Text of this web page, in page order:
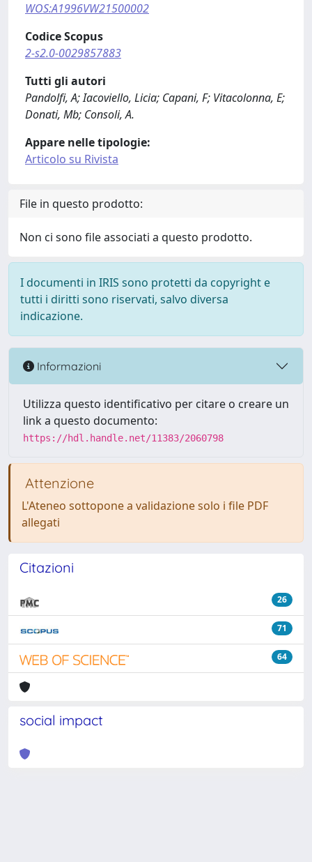
WOS:A1996VW21500002
Codice Scopus
2-s2.0-0029857883
Tutti gli autori
Pandolfi, A; Iacoviello, Licia; Capani, F; Vitacolonna, E;
Donati, Mb; Consoli, A.
Appare nelle tipologie:
Articolo su Rivista
File in questo prodotto:
Non ci sono file associati a questo prodotto.
I documenti in IRIS sono protetti da copyright e
tutti i diritti sono riservati, salvo diversa
indicazione.
Informazioni
Utilizza questo identificativo per citare o creare un
link a questo documento:
https://hdl.handle.net/11383/2060798
Attenzione
L'Ateneo sottopone a validazione solo i file PDF
allegati
Citazioni
26
71
64
social impact